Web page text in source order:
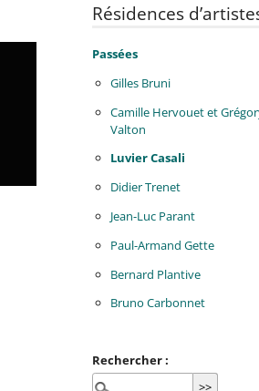
Résidences
Passées
Gilles Bruni
Camille Hervouet et
Valton
Luvier Casali
Didier Trenet
Jean-Luc Parant
Paul-Armand Gette
Bernard Plantive
Bruno Carbonnet
Rechercher :